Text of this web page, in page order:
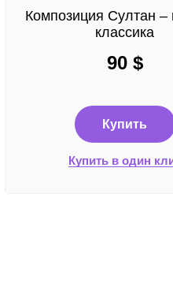
Композиция Султан –
классика
90 $
Купить
Купить в один